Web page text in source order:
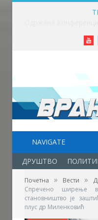
NAVIGATE
ДРУШТВО
Почетна » Вести »
Спречено ширење
становништво је
плус др Миленковић